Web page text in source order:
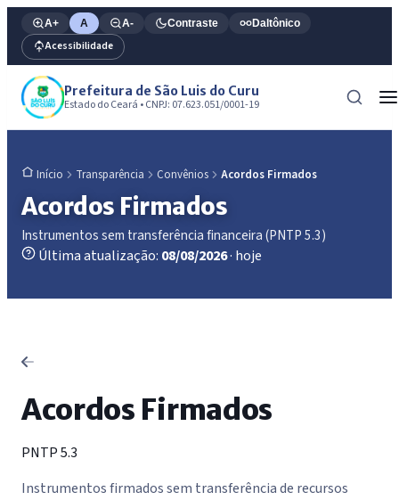
A+ A A- Contraste Daltônico
Acessibilidade
Prefeitura de São Luis do Curu
Estado do Ceará • CNPJ: 07.623.051/0001-19
Início Transparência Convênios Acordos Firmados
Acordos Firmados
Instrumentos sem transferência financeira (PNTP 5.3)
Última atualização: 08/08/2026· hoje
Acordos Firmados
PNTP 5.3
Instrumentos firmados sem transferência de recursos